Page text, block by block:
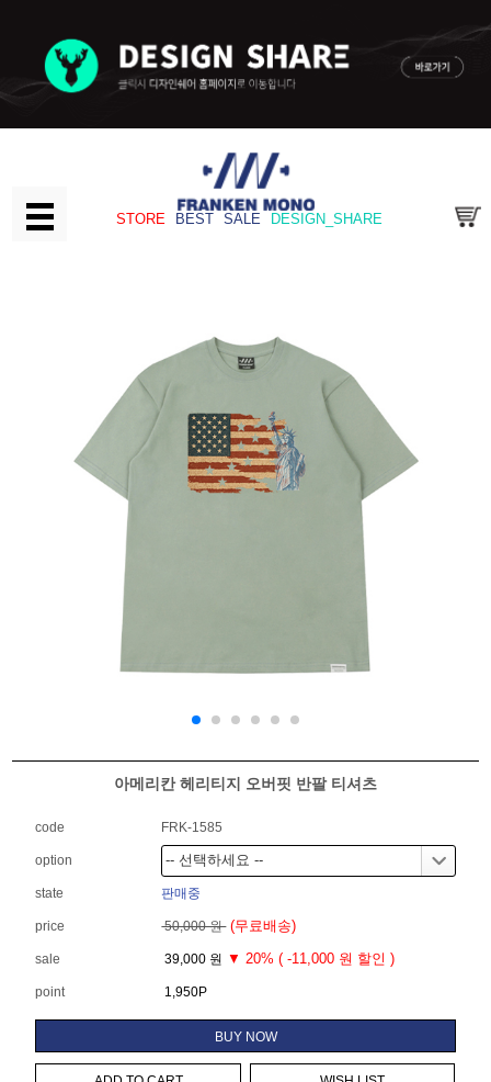
STORE BEST SALE DESIGN_SHARE
아메리칸 헤리티지 오버핏 반팔 티셔츠
code FRK-1585
option
state 판매중
price 50,000 원 (무료배송)
sale 39,000 원 ▼ 20% ( -11,000 원 할인 )
point 1,950P
BUY NOW